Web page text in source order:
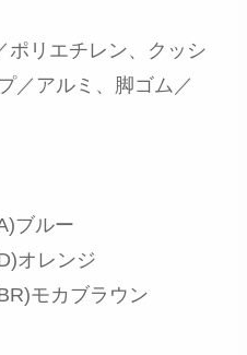
ポリエチレン、クッシ
／アルミ、脚ゴム／
ブルー
オレンジ
モカブラウン